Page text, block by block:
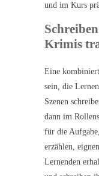
und im Kurs
Krimis
Eine
sein, die
Szenen
dann im
für die
erzählen,
Lernenden